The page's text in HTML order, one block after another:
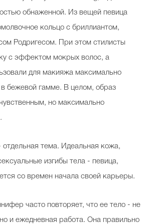
обнаженной. Из вещей певица
кольцо с бриллиантом,
Родригесом. При этом стилисты
с эффектом мокрых волос, а
для макияжа максимально
бежевой гамме. В целом, образ
но максимально
тема. Идеальная кожа,
изгибы тела - певица,
со времен начала своей карьеры.
часто повторяет, что ее тело - не
и ежедневная работа. Она правильно